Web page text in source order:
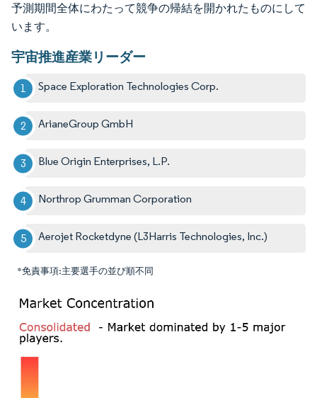
予測期間全体にわたって競争の帰結を開かれたものにして
います。
宇宙推進産業リーダー
Space Exploration Technologies Corp.
ArianeGroup GmbH
Blue Origin Enterprises, L.P.
Northrop Grumman Corporation
Aerojet Rocketdyne (L3Harris Technologies, Inc.)
*免責事項:主要選手の並び順不同